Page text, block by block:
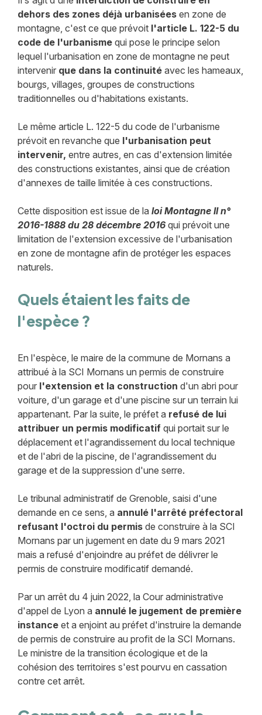
dehors des zones déjà urbaniséesen zone de
montagne, c'est ce que prévoit l'article L. 122-5 du
code de l'urbanismequi pose le principe selon
lequel l'urbanisation en zone de montagne ne peut
intervenir que dans la continuitéavec les hameaux,
bourgs, villages, groupes de constructions
traditionnelles ou d'habitations existants.
Le même article L. 122-5 du code de l'urbanisme
prévoit en revanche que l'urbanisation peut
intervenir, entre autres, en cas d'extension limitée
des constructions existantes, ainsi que de création
d'annexes de taille limitée à ces constructions.
Cette disposition est issue de la loi Montagne II n°
2016-1888 du 28 décembre 2016qui prévoit une
limitation de l'extension excessive de l'urbanisation
en zone de montagne afin de protéger les espaces
naturels.
Quels étaient les faits de
l'espèce ?
En l'espèce, le maire de la commune de Mornans a
attribué à la SCI Mornans un permis de construire
pour l'extension et la construction d'un abri pour
voiture, d'un garage et d'une piscine sur un terrain lui
appartenant. Par la suite, le préfet a refusé de lui
attribuer un permis modificatifqui portait sur le
déplacement et l'agrandissement du local technique
et de l'abri de la piscine, de l'agrandissement du
garage et de la suppression d'une serre.
Le tribunal administratif de Grenoble, saisi d'une
demande en ce sens, a annulé l'arrêté préfectoral
refusant l'octroi du permisde construire à la SCI
Mornans par un jugement en date du 9 mars 2021
mais a refusé d'enjoindre au préfet de délivrer le
permis de construire modificatif demandé.
Par un arrêt du 4 juin 2022, la Cour administrative
d'appel de Lyon a annulé le jugement de première
instanceet a enjoint au préfet d'instruire la demande
de permis de construire au profit de la SCI Mornans.
Le ministre de la transition écologique et de la
cohésion des territoires s'est pourvu en cassation
contre cet arrêt.